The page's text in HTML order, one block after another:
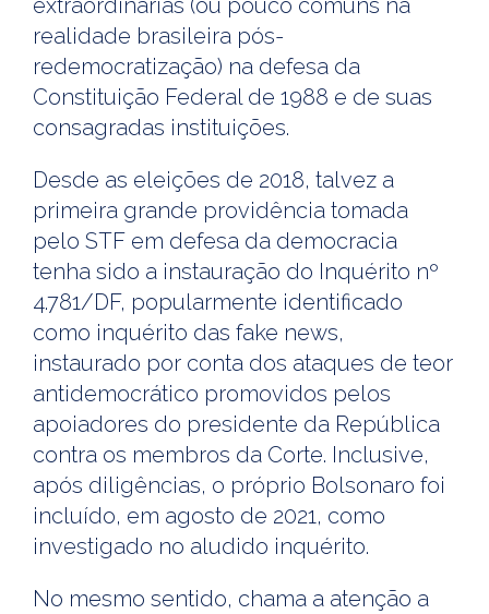
realidade brasileira pós-
redemocratização) na defesa da
Constituição Federal de 1988 e de suas
consagradas instituições.
Desde as eleições de 2018, talvez a
primeira grande providência tomada
pelo STF em defesa da democracia
tenha sido a instauração do Inquérito nº
4.781/DF, popularmente identificado
como inquérito das fake news,
instaurado por conta dos ataques de teor
antidemocrático promovidos pelos
apoiadores do presidente da República
contra os membros da Corte. Inclusive,
após diligências, o próprio Bolsonaro foi
incluído, em agosto de 2021, como
investigado no aludido inquérito.
No mesmo sentido, chama a atenção a